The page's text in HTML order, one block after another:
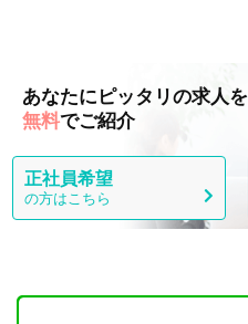
あなたにピッタリの求人を
無料でご紹介
正社員希望
の方はこちら